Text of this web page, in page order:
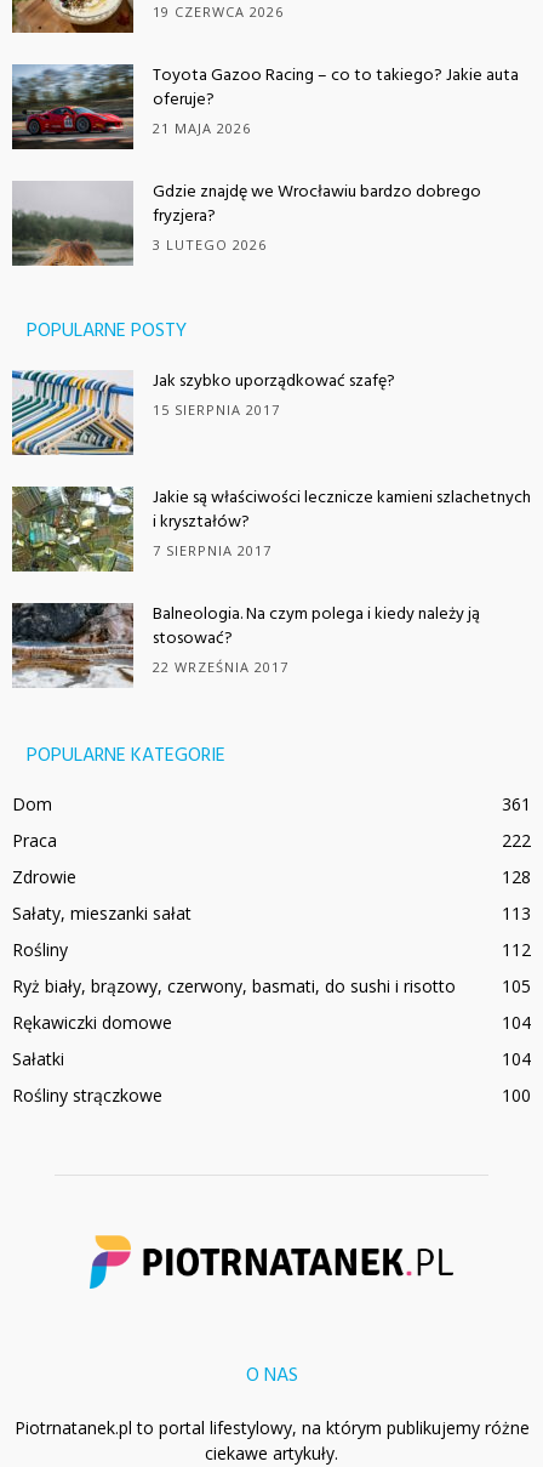
19 CZERWCA 2026
Toyota Gazoo Racing – co to takiego? Jakie auta
oferuje?
21 MAJA 2026
Gdzie znajdę we Wrocławiu bardzo dobrego
fryzjera?
3 LUTEGO 2026
POPULARNE POSTY
Jak szybko uporządkować szafę?
15 SIERPNIA 2017
Jakie są właściwości lecznicze kamieni szlachetnych
i kryształów?
7 SIERPNIA 2017
Balneologia. Na czym polega i kiedy należy ją
stosować?
22 WRZEŚNIA 2017
POPULARNE KATEGORIE
Dom
361
Praca
222
Zdrowie
128
Sałaty, mieszanki sałat
113
Rośliny
112
Ryż biały, brązowy, czerwony, basmati, do sushi i risotto
105
Rękawiczki domowe
104
Sałatki
104
Rośliny strączkowe
100
O NAS
Piotrnatanek.pl to portal lifestylowy, na którym publikujemy różne
ciekawe artykuły.